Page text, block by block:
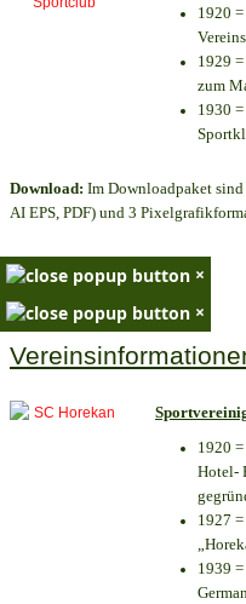
1920
1929
zum
1930
Download: Im Downloadpaket
AI EPS, PDF) und 3
×
×
1920
Hotel-
1927
1939